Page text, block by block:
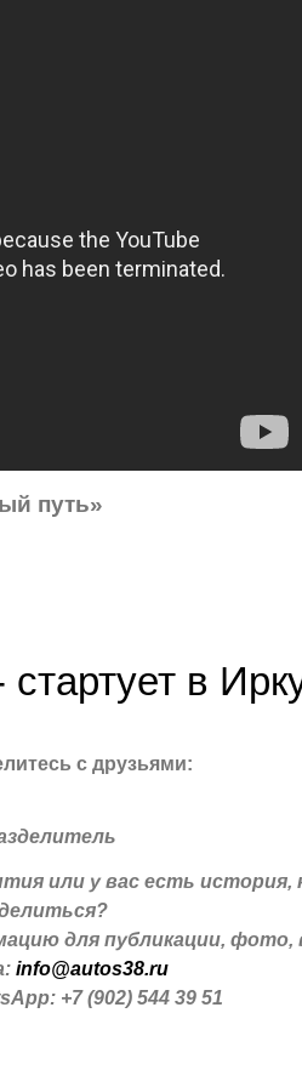
путь»
в
с друзьями:
или у вас есть
для публикации, фото,
info@autos38.ru
+7 (902) 544 39 51